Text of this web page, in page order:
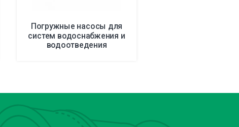
Погружные насосы для
систем водоснабжения и
водоотведения